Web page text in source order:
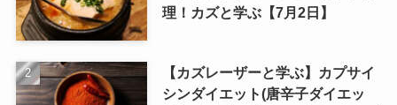
理！カズと学ぶ【7月2日】
【カズレーザーと学ぶ】カプサイ
シンダイエット(唐辛子ダイエッ